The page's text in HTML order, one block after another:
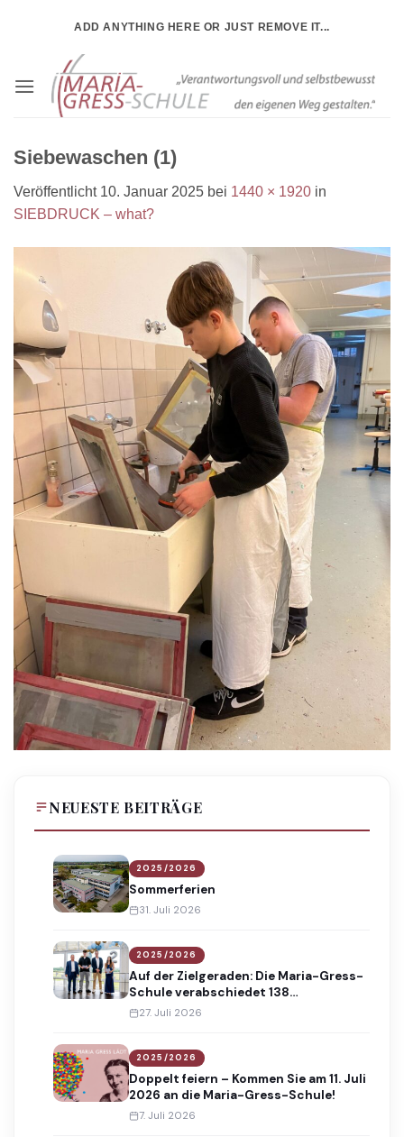
ADD ANYTHING HERE OR JUST REMOVE IT...
Siebewaschen (1)
Veröffentlicht 10. Januar 2025 bei 1440 × 1920 in
SIEBDRUCK – what?
NEUESTE BEITRÄGE
2025/2026
Sommerferien
31. Juli 2026
2025/2026
Auf der Zielgeraden: Die Maria-Gress-
Schule verabschiedet 138
Absolventinnen und Absolventen
27. Juli 2026
2025/2026
Doppelt feiern – Kommen Sie am 11. Juli
2026 an die Maria-Gress-Schule!
7. Juli 2026